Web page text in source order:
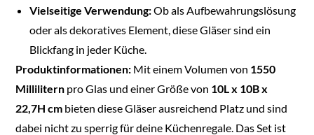
Vielseitige Verwendung:Ob als Aufbewahrungslösung
oder als dekoratives Element, diese Gläser sind ein
Blickfang in jeder Küche.
Produktinformationen: Mit einem Volumen von 1550
Millilitern pro Glas und einer Größe von 10L x 10B x
22,7H cm bieten diese Gläser ausreichend Platz und sind
dabei nicht zu sperrig für deine Küchenregale. Das Set ist